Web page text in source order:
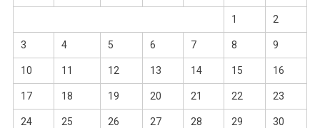
1 2
3 4 5 6 7 8 9
10 11 12 13 14 15 16
17 18 19 20 21 22 23
24 25 26 27 28 29 30